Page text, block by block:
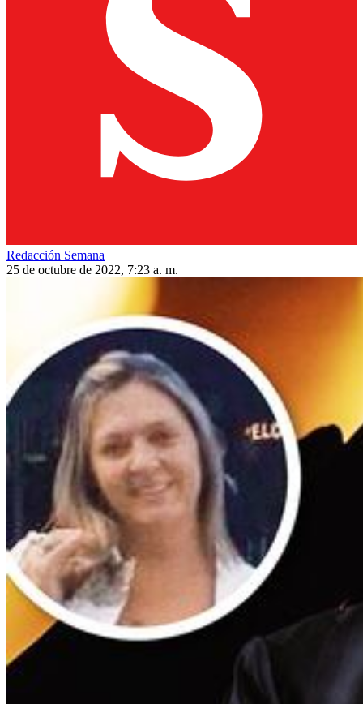
Redacción Semana
25 de octubre de 2022, 7:23 a. m.